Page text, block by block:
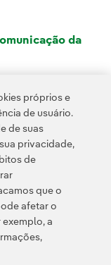
da
Informação legal
Configuração de cookies
próprios e
de usuário.
de suas
privacidade,
de
que o
afetar o
a